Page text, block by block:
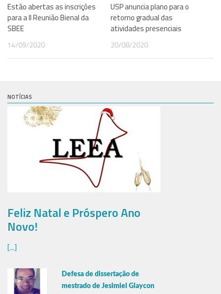
Estão abertas as inscrições
para a II Reunião Bienal da
SBEE
14/09/2020
USP anuncia plano para o
retorno gradual das
atividades presenciais
20/08/2020
NOTÍCIAS
Feliz Natal e Próspero Ano
Novo!
[...]
Defesa de dissertação de
mestrado de Jesimiel Glaycon